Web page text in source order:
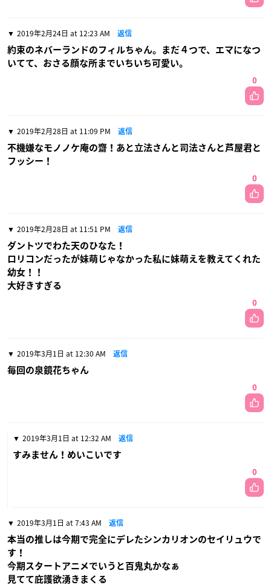
2019年2月24日 at 12:23 AM 返信
約束のネバーランドのフィルちゃん。まだ４つで、エマになつ
いてて、おさる顔な所までいちいち可愛い。
0
2019年2月28日 at 11:09 PM 返信
不機嫌なモノノケ庵の齋！あと立法さんと司法さんと芦屋君と
フッシー！
0
2019年2月28日 at 11:51 PM 返信
ダントツでわた天のひなた！
ロリコンだったが妹萌じゃなかった私に妹萌えを教えてくれた
幼女！！
大好きすぎる
0
2019年3月1日 at 12:30 AM 返信
毎回の泉鏡花ちゃん
0
2019年3月1日 at 12:32 AM 返信
すみません！めいこいです
0
2019年3月1日 at 7:43 AM 返信
本当の推しは今期で完全にデレたシンカリオンのセイリュウで
す！
今期スタートアニメでいうと百鬼丸かなぁ
見てて庇護欲湧きまくる